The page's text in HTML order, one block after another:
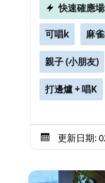
快速確應
可唱k 麻
親子 (小朋友)
打邊爐 + 唱K
更新日期: